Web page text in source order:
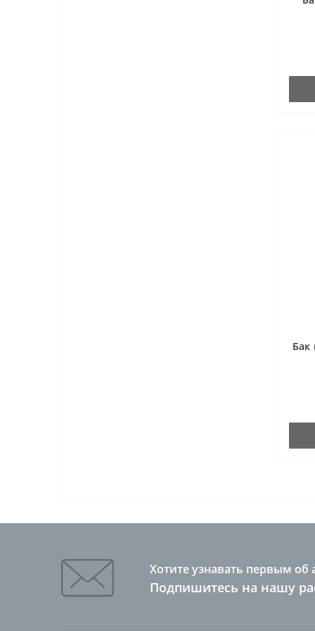
Бак
Хотите узнавать первым об
Подпишитесь на нашу